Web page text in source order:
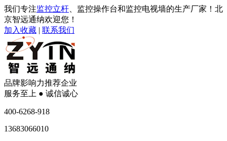
我们专注监控立杆 、监控操作台和监控电视墙的生产厂家！北
京智远通纳欢迎您！
加入收藏 | 联系我们
品牌影响力推荐企业
服务至上 ● 诚信诚心
400-6268-918
13683066010